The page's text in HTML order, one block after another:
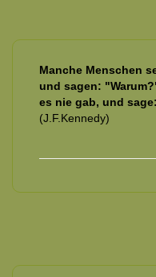
Manche Menschen
und sagen:
es nie gab, und
(J.F.Kennedy)